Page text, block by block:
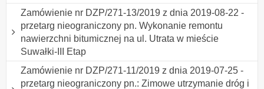
Zamówienie nr DZP/271-13/2019 z dnia 2019-08-22 -
przetarg nieograniczony pn. Wykonanie remontu
nawierzchni bitumicznej na ul. Utrata w mieście
Suwałki-III Etap
Zamówienie nr DZP/271-11/2019 z dnia 2019-07-25 -
przetarg nieograniczony pn.: Zimowe utrzymanie dróg i